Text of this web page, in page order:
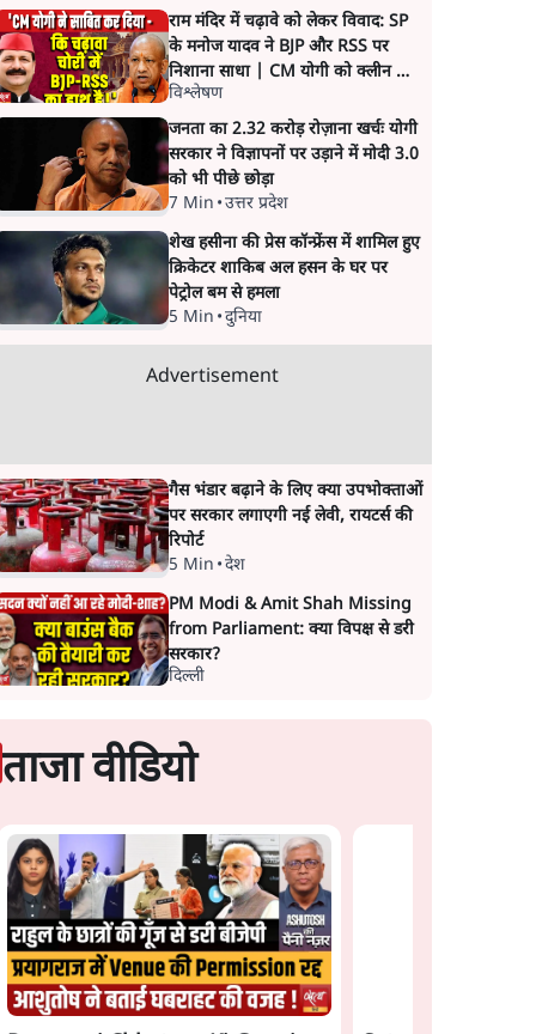
मेटा के सरेंडर के बाद भारत
राम मंदिर में चढ़ावे को लेकर विवाद: SP
के मनोज यादव ने BJP और RSS पर
निशाना साधा | CM योगी को क्लीन चिट
मिली
विश्लेषण
जनता का 2.32 करोड़ रोज़ाना खर्चः योगी
सरकार ने विज्ञापनों पर उड़ाने में मोदी 3.0
को भी पीछे छोड़ा
7 Min •उत्तर प्रदेश
शेख हसीना की प्रेस कॉन्फ्रेंस में शामिल हुए
क्रिकेटर शाकिब अल हसन के घर पर
पेट्रोल बम से हमला
5 Min •दुनिया
Advertisement
गैस भंडार बढ़ाने के लिए क्या उपभोक्ताओं
पर सरकार लगाएगी नई लेवी, रायटर्स की
रिपोर्ट
5 Min •देश
PM Modi & Amit Shah Missing
from Parliament: क्या विपक्ष से डरी
सरकार?
दिल्ली
ताजा वीडियो